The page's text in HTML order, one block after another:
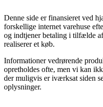
Denne side er finansieret ved
forskellige internet varehuse
og indtjener betaling i tilfælde
realiserer et køb.
Informationer vedrørende
opretholdes ofte, men vi kan
der muligvis er iværksat siden
oplysninger.